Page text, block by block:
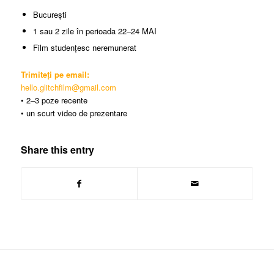
București
1 sau 2 zile în perioada 22–24 MAI
Film studențesc neremunerat
Trimiteți pe email:
hello.glitchfilm@gmail.com
• 2–3 poze recente
• un scurt video de prezentare
Share this entry